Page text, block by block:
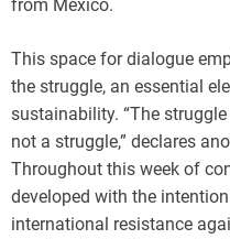
from Mexico.
This space for dialogue
the struggle, an essential
sustainability. “The
not a struggle,” declares
Throughout this week of
developed with the
international resistance